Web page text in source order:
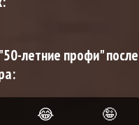
летние профи" после
😂 🤪